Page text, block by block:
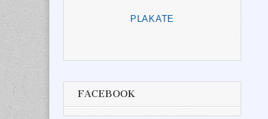
PLAKATE
FACEBOOK